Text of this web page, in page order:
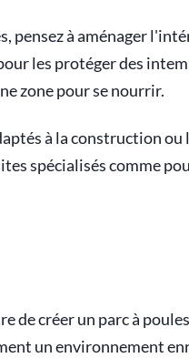
pensez à aménager
les protéger des
zone pour se nourrir.
à la construction ou
spécialisés comme
de créer un parc à
un environnement